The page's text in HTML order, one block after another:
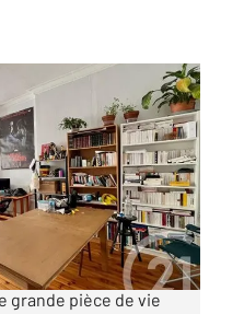
Appartement T2
grande pièce de vie